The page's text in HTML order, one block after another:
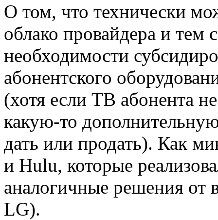
О том, что технически
облако провайдера и тем
необходимости
абонентского
(хотя если ТВ абонента
какую-то
дать или продать). Как
и Hulu, которые
аналогичные решения от
LG).